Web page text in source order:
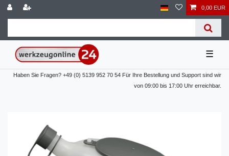
0,00 EUR
☰
Haben Sie Fragen? +49 (0) 5139 952 70 54 Für Ihre Bestellung und Support sind wir
von 09:00 bis 17:00 Uhr erreichbar.